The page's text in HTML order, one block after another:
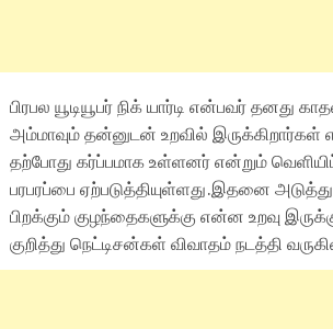
பிரபல யூடியூபர் நிக் யார்டி என்பவர் தனது
அம்மாவும் தன்னுடன் உறவில் இருக்கிறார்கள்
தற்போது கர்ப்பமாக உள்ளனர் என்றும்
பரபரப்பை ஏற்படுத்தியுள்ளது.இதனை
பிறக்கும் குழந்தைகளுக்கு என்ன உறவு
குறித்து நெட்டிசன்கள் விவாதம் நடத்தி